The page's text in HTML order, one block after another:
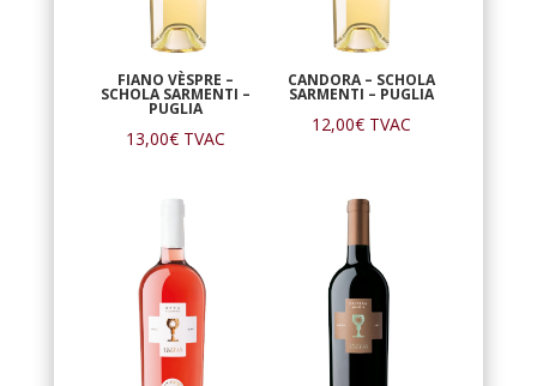
FIANO VÈSPRE –
SCHOLA SARMENTI –
PUGLIA
13,00€ TVAC
CANDORA – SCHOLA
SARMENTI – PUGLIA
12,00€ TVAC